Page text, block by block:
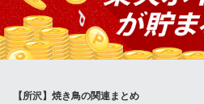
お気に入りの一本をお探し下さい！
やきとり にしだ場 所沢店
埼玉県所沢市御幸町1-25
【所沢】焼き鳥の関連まとめ